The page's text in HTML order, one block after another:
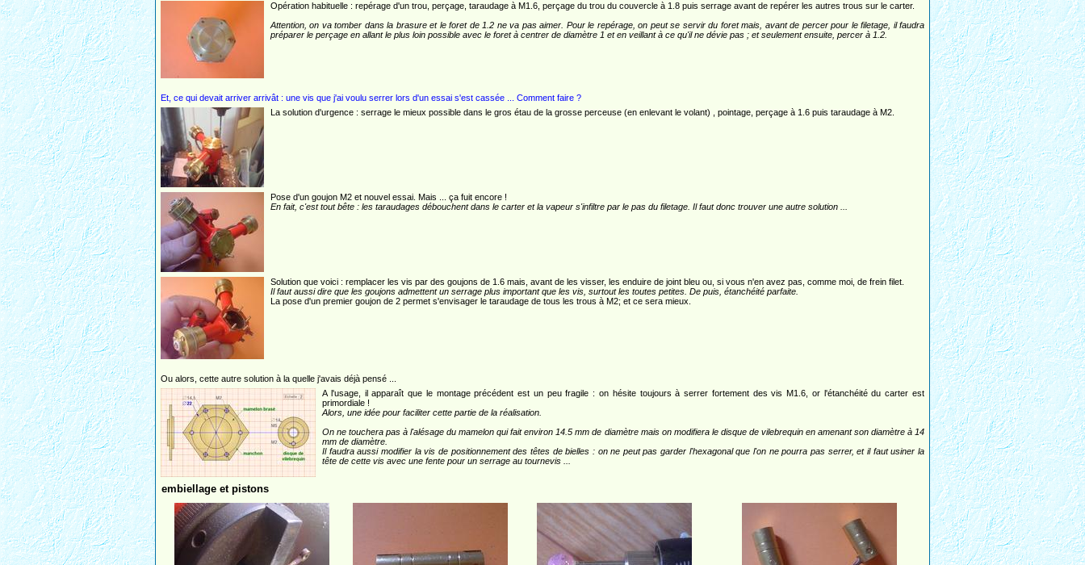
Opération habituelle : repérage d'un trou, perçage, taraudage à M1.6, perçage du trou du couvercle à 1.8 puis serrage avant de repérer les autres trous sur le carter.
Attention, on va tomber dans la brasure et le foret de 1.2 ne va pas aimer. Pour le repérage, on peut se servir du foret mais, avant de percer pour le filetage, il faudra
préparer le perçage en allant le plus loin possible avec le foret à centrer de diamètre 1 et en veillant à ce qu'il ne dévie pas ; et seulement ensuite, percer à 1.2.
Et, ce qui devait arriver arrivât : une vis que j'ai voulu serrer lors d'un essai s'est cassée ... Comment faire ?
La solution d'urgence : serrage le mieux possible dans le gros étau de la grosse perceuse (en enlevant le volant) , pointage, perçage à 1.6 puis taraudage à M2.
Pose d'un goujon M2 et nouvel essai. Mais ... ça fuit encore !
En fait, c'est tout bête : les taraudages débouchent dans le carter et la vapeur s'infiltre par le pas du filetage. Il faut donc trouver une autre solution ...
Solution que voici : remplacer les vis par des goujons de 1.6 mais, avant de les visser, les enduire de joint bleu ou, si vous n'en avez pas, comme moi, de frein filet.
Il faut aussi dire que les goujons admettent un serrage plus important que les vis, surtout les toutes petites. De puis, étanchéité parfaite.
La pose d'un premier goujon de 2 permet s'envisager le taraudage de tous les trous à M2; et ce sera mieux.
Ou alors, cette autre solution à la quelle j'avais déjà pensé ...
A l'usage, il apparaît que le montage précédent est un peu fragile : on hésite toujours à serrer fortement des vis M1.6, or l'étanchéité du carter est
primordiale !
Alors, une idée pour faciliter cette partie de la réalisation.
On ne touchera pas à l'alésage du mamelon qui fait environ 14.5 mm de diamètre mais on modifiera le disque de vilebrequin en amenant son diamètre à 14
mm de diamètre.
Il faudra aussi modifier la vis de positionnement des têtes de bielles : on ne peut pas garder l'hexagonal que l'on ne pourra pas serrer, et il faut usiner la
tête de cette vis avec une fente pour un serrage au tournevis ...
embiellage et pistons